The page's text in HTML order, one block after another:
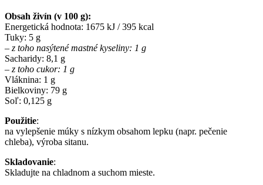
Obsah živín (v 100 g):
Energetická hodnota: 1675 kJ / 395 kcal
Tuky: 5 g
– z toho nasýtené mastné kyseliny: 1 g
Sacharidy: 8,1 g
– z toho cukor: 1 g
Vláknina: 1 g
Bielkoviny: 79 g
Soľ: 0,125 g
Použitie:
na vylepšenie múky s nízkym obsahom lepku (napr. pečenie
chleba), výroba sitanu.
Skladovanie:
Skladujte na chladnom a suchom mieste.